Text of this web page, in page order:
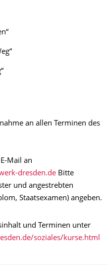
an allen Terminen des
Mail an
Bitte
und angestrebten
Staatsexamen) angeben.
und Terminen unter
soziales/kurse.html